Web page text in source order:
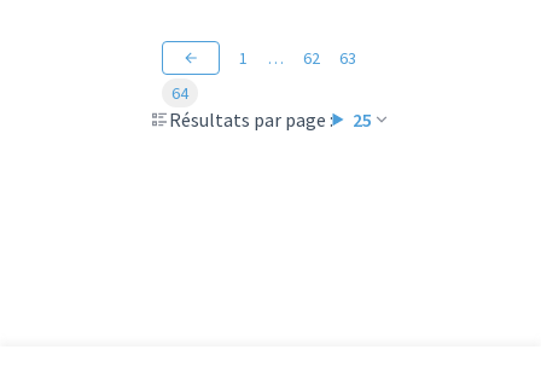
Résultats par page : 25
1 … 62
63
64